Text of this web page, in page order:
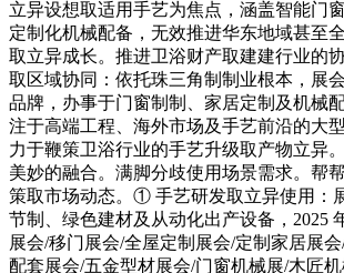
立异设想取适用手艺为焦点，涵盖智能门
定制化机械配备，无效推进华东地域甚至
取立异成长。推进卫浴财产取建建行业的
取区域协同：依托珠三角制制业根本，展
品牌，办事于门窗制制、家居定制及机械
注于高端工程、海外市场及手艺前沿的大
力于鞭策卫浴行业的手艺升级取产物立异
美妙的融合。满脚分歧使用场景需求。帮
策取市场动态。① 手艺研发取立异使用：
节制、绿色建材及从动化出产设备，2025
展会/移门展会/全屋定制展会/定制家居展
配套展会/五金型材展会/门窗机械展/木匠